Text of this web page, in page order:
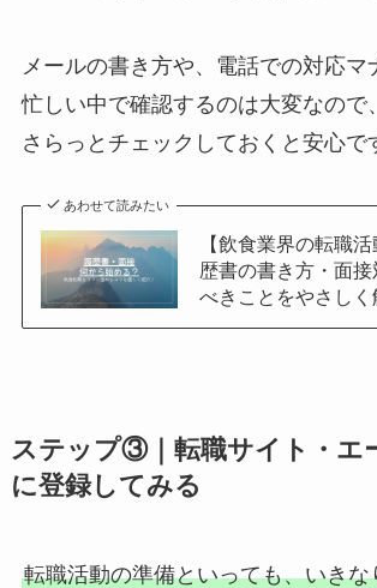
メールの書き方や、電話での対応マ
忙しい中で確認するのは大変なので
さらっとチェックしておくと安心で
あわせて読みたい
【飲食業界の転職
歴書の書き方・面
べきことをやさしく
ステップ③｜転職サイト・エ
に登録してみる
転職活動の準備といっても、いきな